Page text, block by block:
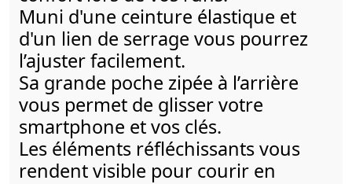
Muni d'une ceinture élastique et
d'un lien de serrage vous pourrez
l’ajuster facilement.
Sa grande poche zipée à l’arrière
vous permet de glisser votre
smartphone et vos clés.
Les éléments réfléchissants vous
rendent visible pour courir en